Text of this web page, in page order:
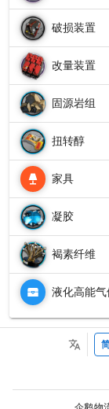
破损装置
改量装置
固源岩组
扭转醇
家具
凝胶
褐素纤维
液化高能气